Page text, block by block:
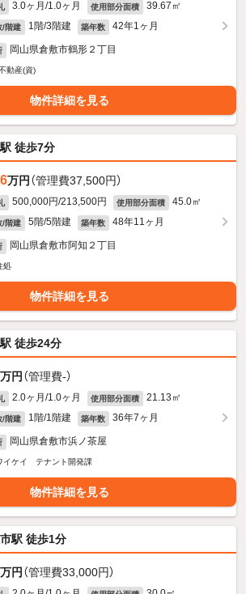
3.0ヶ月/1.0ヶ月 使用部分面積 39.67㎡
/階建 1階/3階建 築年数 42年1ヶ月
岡山県倉敷市鶴形２丁目
動産(資)
物件詳細を見る
徒歩7分
万円 （管理費37,500円）
500,000円/213,500円 使用部分面積 45.0㎡
/階建 5階/5階建 築年数 48年11ヶ月
岡山県倉敷市阿知２丁目
処
物件詳細を見る
徒歩24分
万円 （管理費-）
2.0ヶ月/1.0ヶ月 使用部分面積 21.13㎡
/階建 1階/1階建 築年数 36年7ヶ月
岡山県倉敷市浜ノ茶屋
イケイ テナント開発課
物件詳細を見る
駅 徒歩1分
万円 （管理費33,000円）